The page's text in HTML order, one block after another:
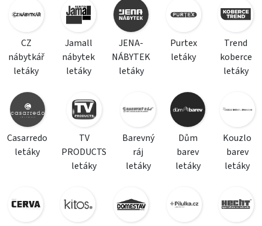
CZ
nábytkář
letáky
Jamall
nábytek
letáky
JENA-
NÁBYTEK
letáky
Purtex
letáky
Trend
koberce
letáky
Casarredo
letáky
TV
PRODUCTS
letáky
Barevný
ráj
letáky
Dům
barev
letáky
Kouzlo
barev
letáky